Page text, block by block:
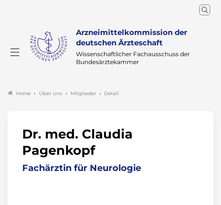
Arzneimittelkommission der
deutschen Ärzteschaft
Wissenschaftlicher Fachausschuss der
Bundesärztekammer
Home Über uns Mitglieder Detail
Dr. med. Claudia
Pagenkopf
Fachärztin für Neurologie